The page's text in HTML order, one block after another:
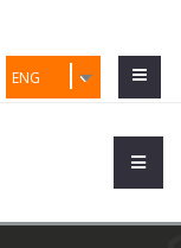
ENG